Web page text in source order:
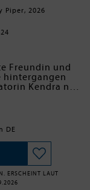
Piper, 2026
Freundin und
hintergangen
Kendra nur
Edinburgh, wo
Feuer ihren
hat den
aber als sie
gelaunten
trifft, schlägt ihr
Während sie
auf Distanz zu
DE
ERSCHEINT LAUT